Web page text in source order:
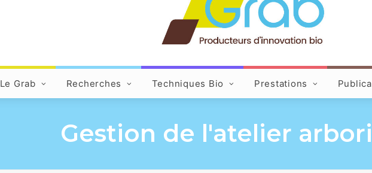
Le Grab Recherches Techniques Bio Prestations
Gestion de l'atelier